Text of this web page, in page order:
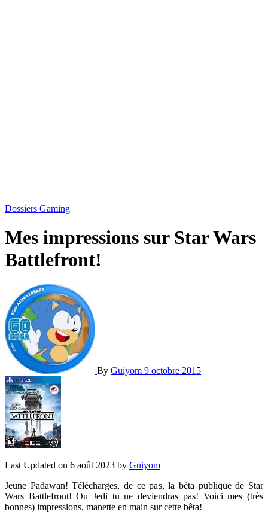
Dossiers Gaming
Mes impressions sur Star Wars
Battlefront!
By Guiyom 9 octobre 2015
Last Updated on 6 août 2023 by Guiyom
Jeune Padawan! Télécharges, de ce pas, la bêta publique de Star
Wars Battlefront! Ou Jedi tu ne deviendras pas! Voici mes (très
bonnes) impressions, manette en main sur cette bêta!